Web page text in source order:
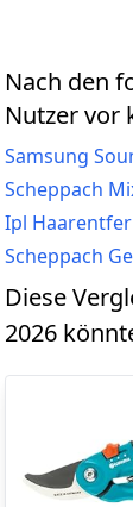
Nach den
Nutzer vor
Samsung
Scheppach
Ipl
Scheppach
Diese
2026